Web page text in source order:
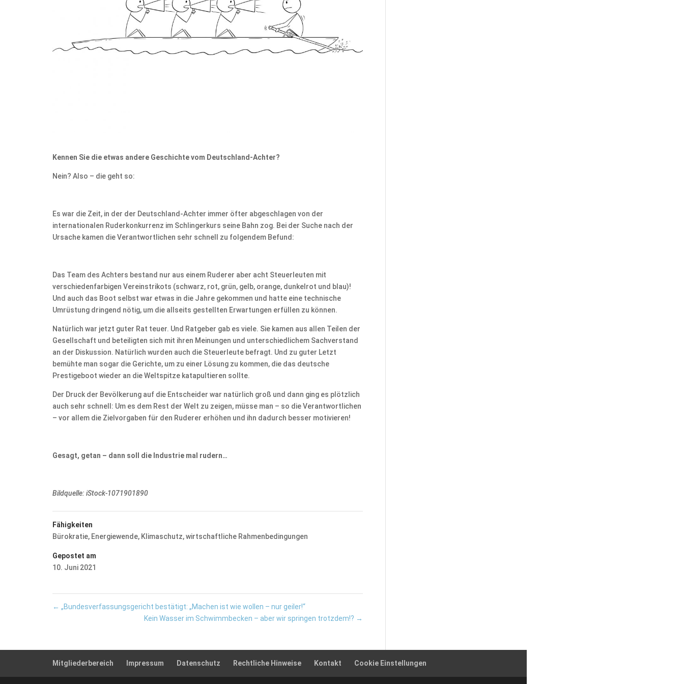
Kennen Sie die etwas andere Geschichte vom Deutschland-Achter?
Nein? Also – die geht so:
Es war die Zeit, in der der Deutschland-Achter immer öfter abgeschlagen von der
internationalen Ruderkonkurrenz im Schlingerkurs seine Bahn zog. Bei der Suche nach der
Ursache kamen die Verantwortlichen sehr schnell zu folgendem Befund:
Das Team des Achters bestand nur aus einem Ruderer aber acht Steuerleuten mit
verschiedenfarbigen Vereinstrikots (schwarz, rot, grün, gelb, orange, dunkelrot und blau)!
Und auch das Boot selbst war etwas in die Jahre gekommen und hatte eine technische
Umrüstung dringend nötig, um die allseits gestellten Erwartungen erfüllen zu können.
Natürlich war jetzt guter Rat teuer. Und Ratgeber gab es viele. Sie kamen aus allen Teilen der
Gesellschaft und beteiligten sich mit ihren Meinungen und unterschiedlichem Sachverstand
an der Diskussion. Natürlich wurden auch die Steuerleute befragt. Und zu guter Letzt
bemühte man sogar die Gerichte, um zu einer Lösung zu kommen, die das deutsche
Prestigeboot wieder an die Weltspitze katapultieren sollte.
Der Druck der Bevölkerung auf die Entscheider war natürlich groß und dann ging es plötzlich
auch sehr schnell: Um es dem Rest der Welt zu zeigen, müsse man – so die Verantwortlichen
– vor allem die Zielvorgaben für den Ruderer erhöhen und ihn dadurch besser motivieren!
Gesagt, getan – dann soll die Industrie mal rudern…
Bildquelle: iStock-1071901890
Fähigkeiten
Bürokratie, Energiewende, Klimaschutz,wirtschaftliche Rahmenbedingungen
Gepostet am
10. Juni 2021
← „Bundesverfassungsgericht bestätigt: „Machen ist wie wollen – nur geiler!“
Kein Wasser im Schwimmbecken – aber wir springen trotzdem!? →
Mitgliederbereich Impressum Datenschutz Rechtliche Hinweise Kontakt Cookie Einstellungen